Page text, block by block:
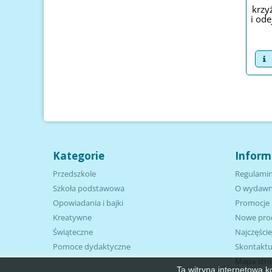
Ta witryna internetowa
i
Kategorie
Przedszkole
Szkoła podstawowa
Opowiadania i bajki
Kreatywne
Świąteczne
Pomoce dydaktyczne
O
Promocje
Nowe
Mapa